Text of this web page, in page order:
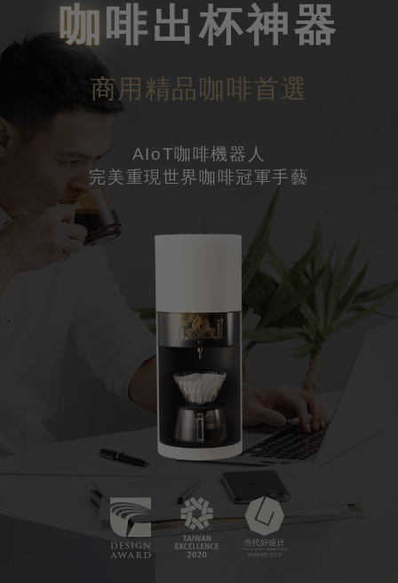
咖啡出杯神器
商用精品咖啡首選
AIoT咖啡機器人
完美重現世界咖啡冠軍手藝